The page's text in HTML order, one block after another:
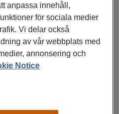
och reklamationer
vård av priser och
erfarenhet av inköp, gärna
anpassa innehåll,
för sociala medier
Vi delar också
av vår webbplats med
annonsering och
Notice